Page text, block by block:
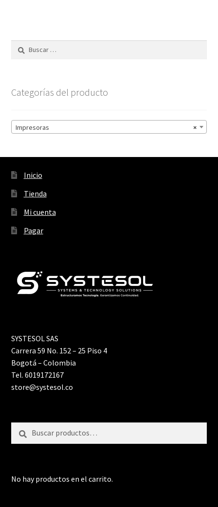
Categorías del producto
×
Impresoras
Inicio
Tienda
Mi cuenta
Pagar
SYSTESOL SAS
Carrera 59 No. 152 – 25 Piso 4
Bogotá – Colombia
Tel. 6019172167
store@systesol.co
por:
No hay productos en el carrito.